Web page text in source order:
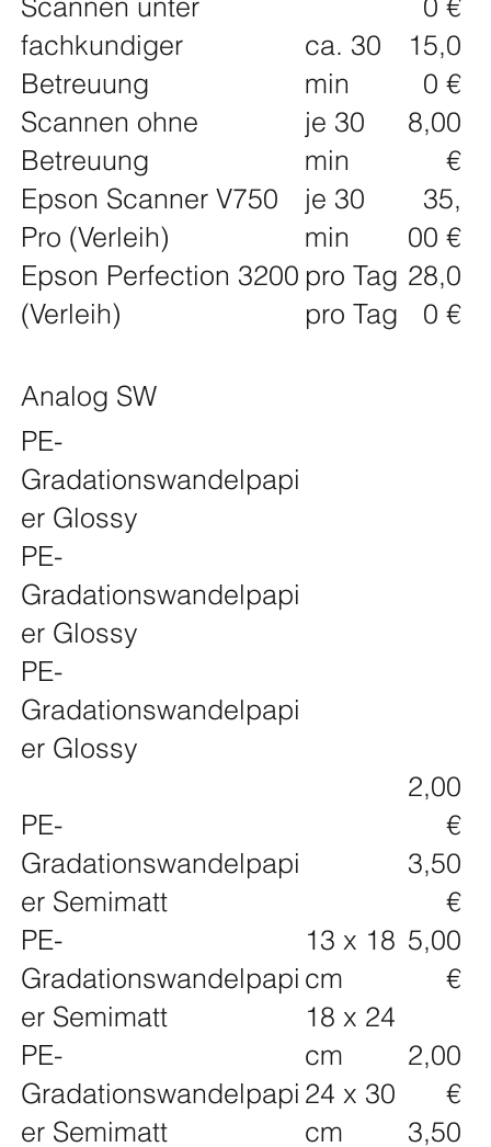
fachkundiger
Betreuung
Scannen ohne
Betreuung
Epson Scanner V750
Pro (Verleih)
Epson Perfection 3200
(Verleih)
15,0
0 €
8,00
€
35,
00 €
28,0
0 €
ca. 30
min
je 30
min
je 30
min
pro Tag
pro Tag
Analog SW
PE-
Gradationswandelpapi
er Glossy
PE-
Gradationswandelpapi
er Glossy
PE-
Gradationswandelpapi
er Glossy
PE-
Gradationswandelpapi
er Semimatt
PE-
Gradationswandelpapi
er Semimatt
PE-
Gradationswandelpapi
er Semimatt
2,00
€
3,50
€
5,00
€
2,00
€
3,50
13 x 18
cm
18 x 24
cm
24 x 30
cm